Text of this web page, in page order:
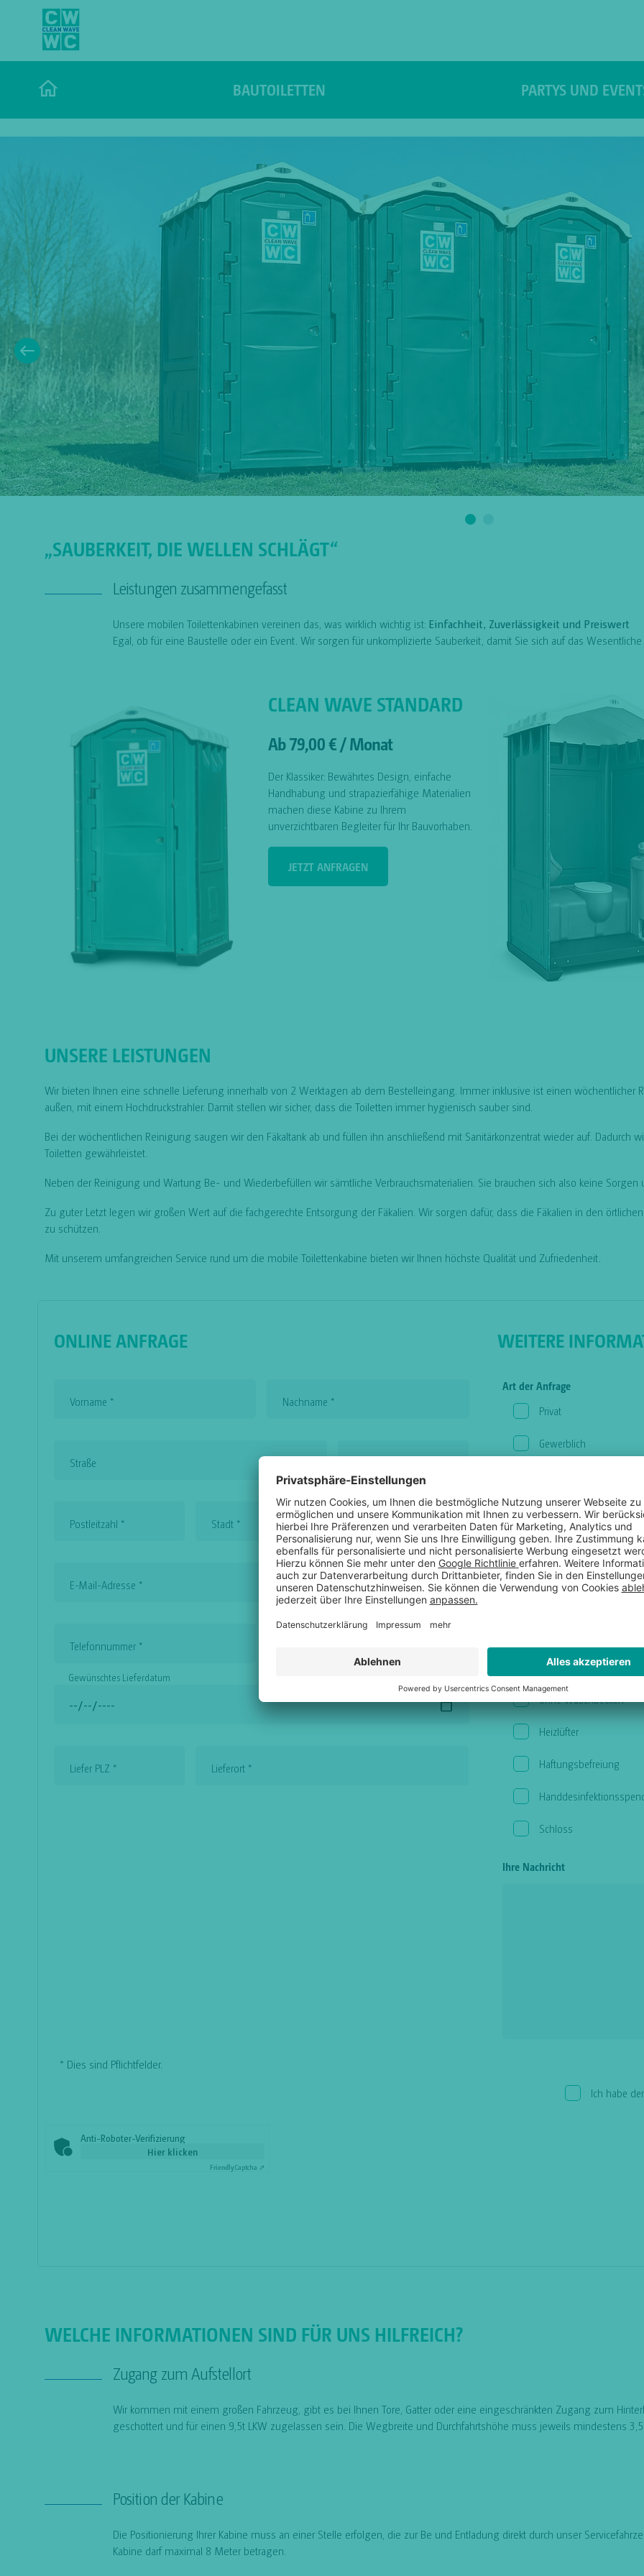
BAUTOILETTEN PARTYS UND
„SAUBERKEIT, DIE WELLEN SCHLÄGT“
Leistungen zusammengefasst
Unsere mobilen Toilettenkabinen vereinen das, was wirklich wichtig ist: Einfachheit, Zuverlässigkeit und Preiswert
Egal, ob für eine Baustelle oder ein Event. Wir sorgen für unkomplizierte Sauberkeit, damit Sie sich auf das
CLEAN WAVE STANDARD
Ab 79,00 € / Monat
Der Klassiker: Bewährtes Design, einfache
Handhabung und strapazierfähige Materialien
machen diese Kabine zu Ihrem
unverzichtbaren Begleiter für Ihr Bauvorhaben.
JETZT ANFRAGEN
UNSERE LEISTUNGEN
Wir bieten Ihnen eine schnelle Lieferung innerhalb von 2 Werktagen ab dem Bestelleingang. Immer inklusive ist einen wöchentlicher
außen, mit einem Hochdruckstrahler. Damit stellen wir sicher, dass die Toiletten immer hygienisch sauber sind.
Bei der wöchentlichen Reinigung saugen wir den Fäkaltank ab und füllen ihn anschließend mit Sanitärkonzentrat wieder auf. Dadurch
Toiletten gewährleistet.
Neben der Reinigung und Wartung Be- und Wiederbefüllen wir sämtliche Verbrauchsmaterialien. Sie brauchen sich also keine
Zu guter Letzt legen wir großen Wert auf die fachgerechte Entsorgung der Fäkalien. Wir sorgen dafür, dass die Fäkalien in den
zu schützen.
Mit unserem umfangreichen Service rund um die mobile Toilettenkabine bieten wir Ihnen höchste Qualität und Zufriedenheit.
ONLINE ANFRAGE
Vorname * Nachname *
Straße
Postleitzahl * Stadt *
E-Mail-Adresse *
Telefonnummer *
Gewünschtes Lieferdatum
Liefer PLZ * Lieferort *
WEITERE
Art der Anfrage
Privat
Gewerblich
Baustellentoilette
Party-Toilette
Behindertengerecht
mit Waschbecken
ohne Waschbecken
Heizlüfter
Haftungsbefreiung
Schloss
Ihre Nachricht
* Dies sind Pflichtfelder.
Ich habe
Anti-Roboter-Verifizierung
Hier klicken
FriendlyCaptcha ⇗
WELCHE INFORMATIONEN SIND FÜR UNS HILFREICH?
Zugang zum Aufstellort
Wir kommen mit einem großen Fahrzeug, gibt es bei Ihnen Tore, Gatter oder eine eingeschränkten Zugang zum
geschottert und für einen 9,5t LKW zugelassen sein. Die Wegbreite und Durchfahrtshöhe muss jeweils mindestens
Position der Kabine
Die Positionierung Ihrer Kabine muss an einer Stelle erfolgen, die zur Be und Entladung direkt durch unser
Kabine darf maximal 8 Meter betragen.